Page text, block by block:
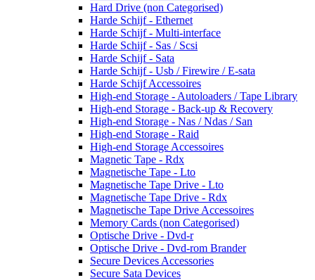
Hard Drive (non Categorised)
Harde Schijf - Ethernet
Harde Schijf - Multi-interface
Harde Schijf - Sas / Scsi
Harde Schijf - Sata
Harde Schijf - Usb / Firewire / E-sata
Harde Schijf Accessoires
High-end Storage - Autoloaders / Tape Library
High-end Storage - Back-up & Recovery
High-end Storage - Nas / Ndas / San
High-end Storage - Raid
High-end Storage Accessoires
Magnetic Tape - Rdx
Magnetische Tape - Lto
Magnetische Tape Drive - Lto
Magnetische Tape Drive - Rdx
Magnetische Tape Drive Accessoires
Memory Cards (non Categorised)
Optische Drive - Dvd-r
Optische Drive - Dvd-rom Brander
Secure Devices Accessories
Secure Sata Devices